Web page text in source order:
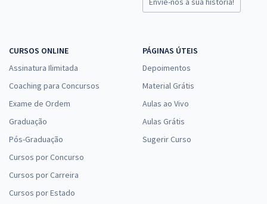
CURSOS ONLINE
Assinatura Ilimitada
Coaching para Concursos
Exame de Ordem
Graduação
Pós-Graduação
Cursos por Concurso
Cursos por Carreira
Cursos por Estado
PÁGINAS ÚTEIS
Depoimentos
Material Grátis
Aulas ao Vivo
Aulas Grátis
Sugerir Curso